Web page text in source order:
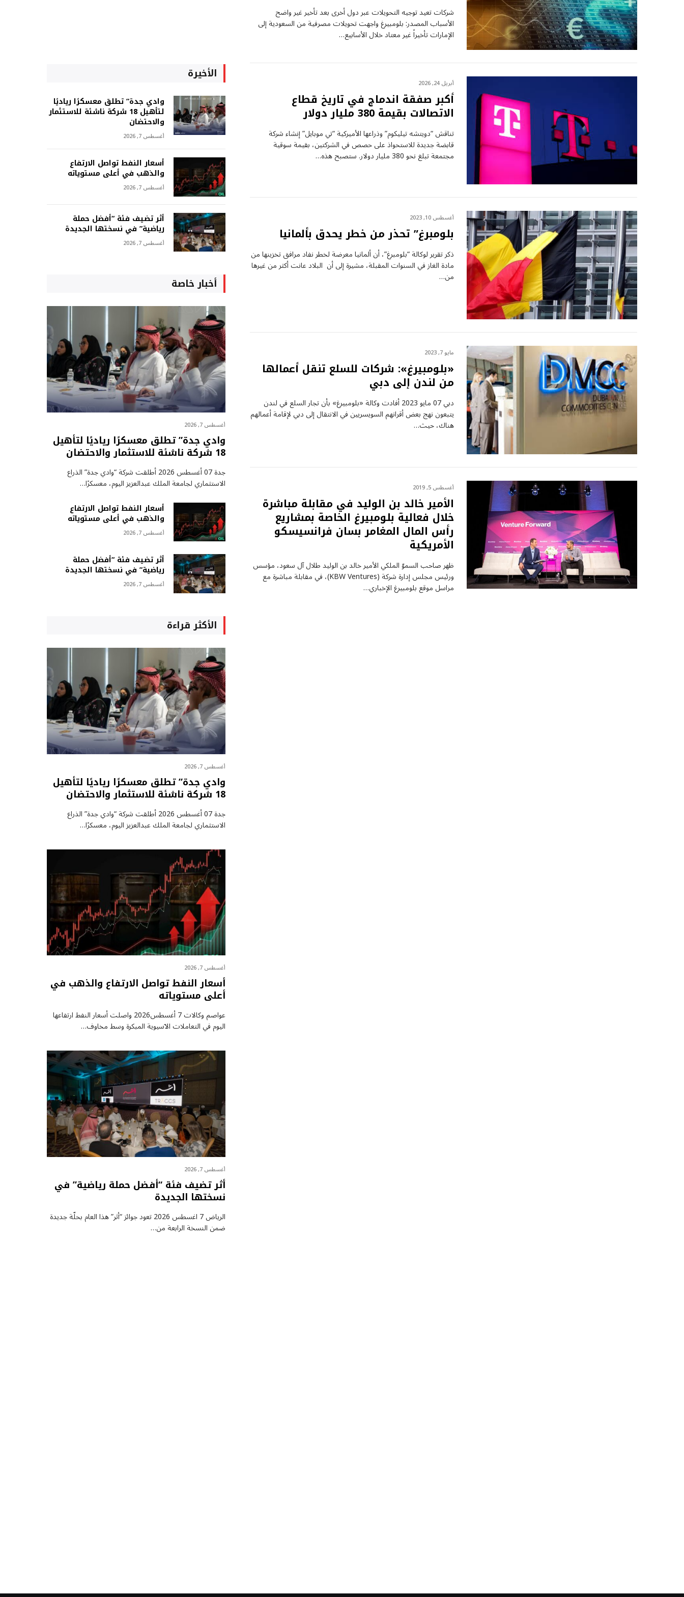
شركات تعيد توجيه التحويلات عبر دول أخرى بعد تأخير غير واضح
الأسباب المصدر: بلومبيرغ واجهت تحويلات مصرفية من السعودية إلى
الإمارات تأخيراً غير معتاد خلال الأسابيع…
أبريل 24, 2026
أكبر صفقة اندماج في تاريخ قطاع
الاتصالات بقيمة 380 مليار دولار
تناقش “دويتشه تيليكوم” وذراعها الأميركية “تي موبايل” إنشاء شركة
قابضة جديدة للاستحواذ على حصص في الشركتين، بقيمة سوقية
مجتمعة تبلغ نحو 380 مليار دولار. ستصبح هذه…
أغسطس 10, 2023
بلومبرغ” تحذر من خطر يحدق بألمانيا
ذكر تقرير لوكالة “بلومبرغ”، أن ألمانيا معرضة لخطر نفاد مرافق تخزينها من
مادة الغاز في السنوات المقبلة، مشيرة إلى أن البلاد عانت أكثر من غيرها
من…
مايو 7, 2023
«بلومبيرغ»: شركات للسلع تنقل أعمالها
من لندن إلى دبي
دبي 07 مايو 2023 أفادت وكالة «بلومبيرغ» بأن تجار السلع في لندن
يتبعون نهج بعض أقرانهم السويسريين في الانتقال إلى دبي لإقامة أعمالهم
هناك، حيث…
أغسطس 5, 2019
الأمير خالد بن الوليد في مقابلة مباشرة
خلال فعالية بلومبيرغ الخاصة بمشاريع
رأس المال المغامر بسان فرانسيسكو
الأمريكية
ظهر صاحب السموّ الملكي الأمير خالد بن الوليد طلال آل سعود، مؤسس
ورئيس مجلس إدارة شركة (KBW Ventures)، في مقابلة مباشرة مع
مراسل موقع بلومبيرغ الإخباري…
الأخيرة
وادي جدة” تطلق معسكرًا رياديًا
لتأهيل 18 شركة ناشئة للاستثمار
والاحتضان
أغسطس 7, 2026
أسعار النفط تواصل الارتفاع
والذهب في أعلى مستوياته
أغسطس 7, 2026
أثر تضيف فئة “أفضل حملة
رياضية” في نسختها الجديدة
أغسطس 7, 2026
أخبار خاصة
أغسطس 7, 2026
وادي جدة” تطلق معسكرًا رياديًا لتأهيل
18 شركة ناشئة للاستثمار والاحتضان
جدة 07 أغسطس 2026 أطلقت شركة “وادي جدة” الذراع
الاستثماري لجامعة الملك عبدالعزيز اليوم، معسكرًا…
أسعار النفط تواصل الارتفاع
والذهب في أعلى مستوياته
أغسطس 7, 2026
أثر تضيف فئة “أفضل حملة
رياضية” في نسختها الجديدة
أغسطس 7, 2026
الأكثر قراءة
أغسطس 7, 2026
وادي جدة” تطلق معسكرًا رياديًا لتأهيل
18 شركة ناشئة للاستثمار والاحتضان
جدة 07 أغسطس 2026 أطلقت شركة “وادي جدة” الذراع
الاستثماري لجامعة الملك عبدالعزيز اليوم، معسكرًا…
أغسطس 7, 2026
أسعار النفط تواصل الارتفاع والذهب في
أعلى مستوياته
عواصم وكالات 7 أغسطس2026 واصلت أسعار ⁠النفط ارتفاعها
اليوم في التعاملات الآسيوية المبكرة وسط مخاوف…
أغسطس 7, 2026
أثر تضيف فئة “أفضل حملة رياضية” في
نسختها الجديدة
الرياض 7 اغسطس 2026 تعود جوائز “أثر” هذا العام بحلّة جديدة
ضمن النسخة الرابعة من…